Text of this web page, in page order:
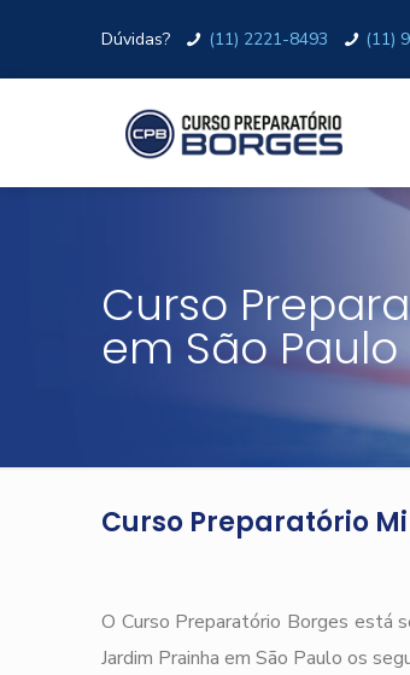
Dúvidas? (11) 2221-8493 (11)
Curso
em São Paulo
Curso Preparatório
O Curso Preparatório Borges está
Jardim Prainha em São Paulo os